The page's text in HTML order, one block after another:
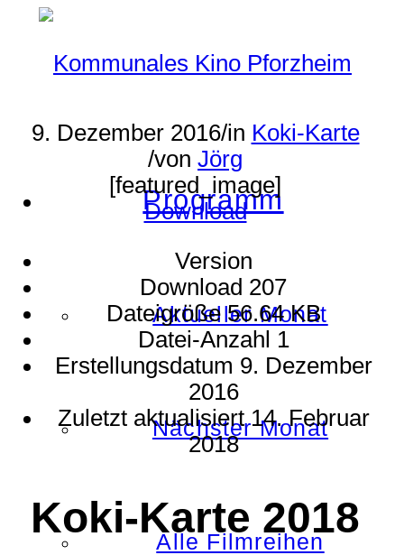
Programm
Aktueller Monat
Nächster Monat
Alle Filmreihen
9. Dezember 2016/in Koki-Karte
/von Jörg
[featured_image]
Download
Version
Download 207
Dateigröße56.64 KB
Datei-Anzahl 1
Erstellungsdatum 9. Dezember
2016
Zuletzt aktualisiert14. Februar
2018
Koki-Karte 2018